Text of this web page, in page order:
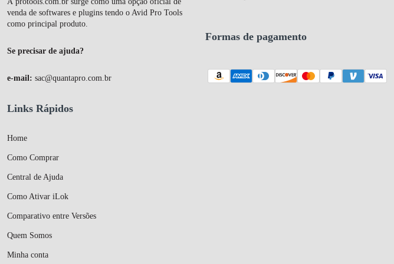
venda de softwares e plugins tendo o Avid Pro Tools
como principal produto.
Se precisar de ajuda?
e-mail: sac@quantapro.com.br
Links Rápidos
Home
Como Comprar
Central de Ajuda
Como Ativar iLok
Comparativo entre Versões
Quem Somos
Minha conta
Formas de pagamento